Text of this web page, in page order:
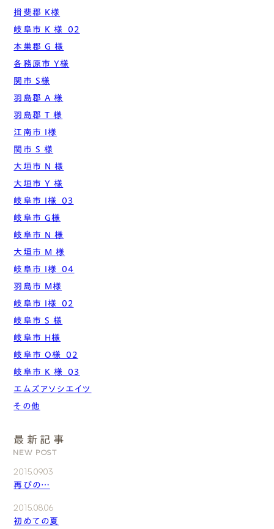
揖斐郡 K様
岐阜市 K 様_02
本巣郡 G 様
各務原市 Y様
関市 S様
羽島郡 A 様
羽島郡 T 様
江南市 I様
関市 S 様
大垣市 N 様
大垣市 Y 様
岐阜市 I様_03
岐阜市 G様
岐阜市 N 様
大垣市 M 様
岐阜市 I様_04
羽島市 M様
岐阜市 I様_02
岐阜市 S 様
岐阜市 H様
岐阜市 O様_02
岐阜市 K 様_03
エムズアソシエイツ
その他
最新記事
NEW POST
2015.09.03
再びの…
2015.08.06
初めての夏